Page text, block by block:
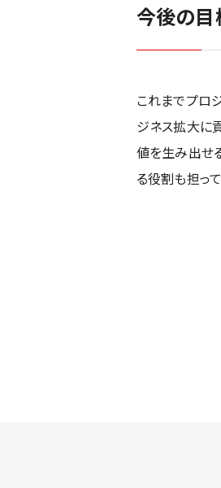
今後の目
これまでプロ
ジネス拡大に
値を生み出せ
る役割も担っ